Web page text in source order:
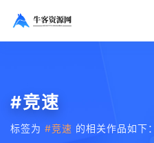
#竞速
标签为 #竞速 的相关作品如下：